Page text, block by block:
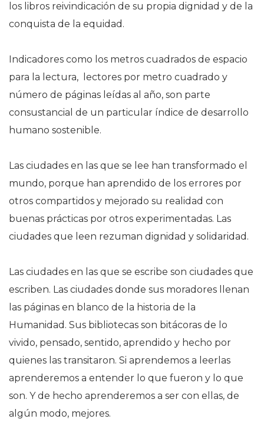
los libros reivindicación de su propia dignidad y de la
conquista de la equidad.
Indicadores como los metros cuadrados de espacio
para la lectura, lectores por metro cuadrado y
número de páginas leídas al año, son parte
consustancial de un particular índice de desarrollo
humano sostenible.
Las ciudades en las que se lee han transformado el
mundo, porque han aprendido de los errores por
otros compartidos y mejorado su realidad con
buenas prácticas por otros experimentadas. Las
ciudades que leen rezuman dignidad y solidaridad.
Las ciudades en las que se escribe son ciudades que
escriben. Las ciudades donde sus moradores llenan
las páginas en blanco de la historia de la
Humanidad. Sus bibliotecas son bitácoras de lo
vivido, pensado, sentido, aprendido y hecho por
quienes las transitaron. Si aprendemos a leerlas
aprenderemos a entender lo que fueron y lo que
son. Y de hecho aprenderemos a ser con ellas, de
algún modo, mejores.